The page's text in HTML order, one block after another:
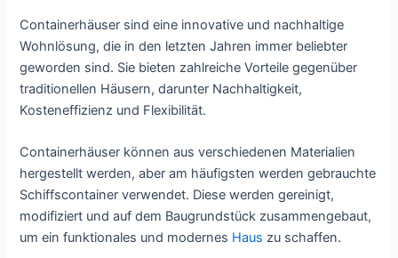
Containerhäuser sind eine innovative und nachhaltige
Wohnlösung, die in den letzten Jahren immer beliebter
geworden sind. Sie bieten zahlreiche Vorteile gegenüber
traditionellen Häusern, darunter Nachhaltigkeit,
Kosteneffizienz und Flexibilität.
Containerhäuser können aus verschiedenen Materialien
hergestellt werden, aber am häufigsten werden gebrauchte
Schiffscontainer verwendet. Diese werden gereinigt,
modifiziert und auf dem Baugrundstück zusammengebaut,
um ein funktionales und modernes Hauszu schaffen.